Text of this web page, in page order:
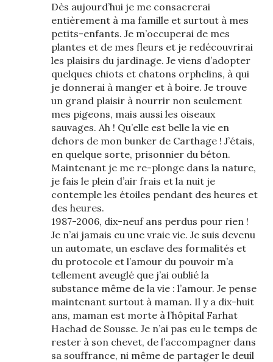
Dès aujourd’hui je me consacrerai
entièrement à ma famille et surtout à mes
petits-enfants. Je m’occuperai de mes
plantes et de mes fleurs et je redécouvrirai
les plaisirs du jardinage. Je viens d’adopter
quelques chiots et chatons orphelins, à qui
je donnerai à manger et à boire. Je trouve
un grand plaisir à nourrir non seulement
mes pigeons, mais aussi les oiseaux
sauvages. Ah ! Qu’elle est belle la vie en
dehors de mon bunker de Carthage ! J’étais,
en quelque sorte, prisonnier du béton.
Maintenant je me re-plonge dans la nature,
je fais le plein d’air frais et la nuit je
contemple les étoiles pendant des heures et
des heures.
1987-2006, dix-neuf ans perdus pour rien !
Je n’ai jamais eu une vraie vie. Je suis devenu
un automate, un esclave des formalités et
du protocole et l’amour du pouvoir m’a
tellement aveuglé que j’ai oublié la
substance même de la vie : l’amour. Je pense
maintenant surtout à maman. Il y a dix-huit
ans, maman est morte à l’hôpital Farhat
Hachad de Sousse. Je n’ai pas eu le temps de
rester à son chevet, de l’accompagner dans
sa souffrance, ni même de partager le deuil